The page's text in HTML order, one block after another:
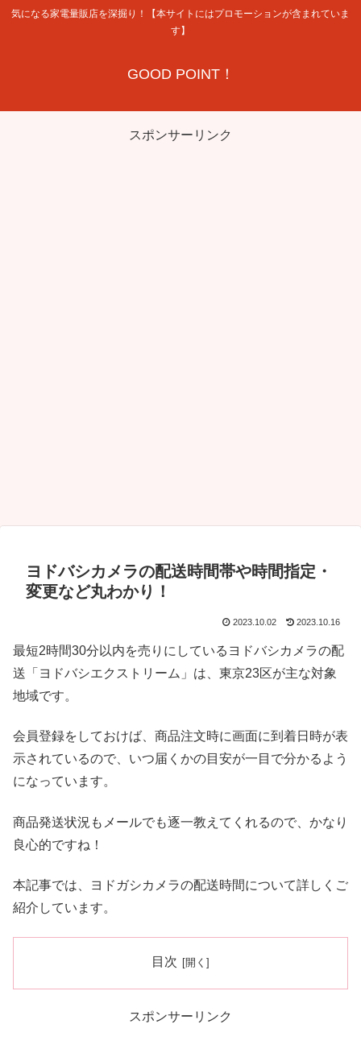
気になる家電量販店を深掘り！【本サイトにはプロモーションが含まれていま
す】
GOOD POINT！
スポンサーリンク
ヨドバシカメラの配送時間帯や時間指定・
変更など丸わかり！
2023.10.02 2023.10.16
最短2時間30分以内を売りにしているヨドバシカメラの配
送「ヨドバシエクストリーム」は、東京23区が主な対象
地域です。
会員登録をしておけば、商品注文時に画面に到着日時が表
示されているので、いつ届くかの目安が一目で分かるよう
になっています。
商品発送状況もメールでも逐一教えてくれるので、かなり
良心的ですね！
本記事では、ヨドガシカメラの配送時間について詳しくご
紹介しています。
目次
スポンサーリンク